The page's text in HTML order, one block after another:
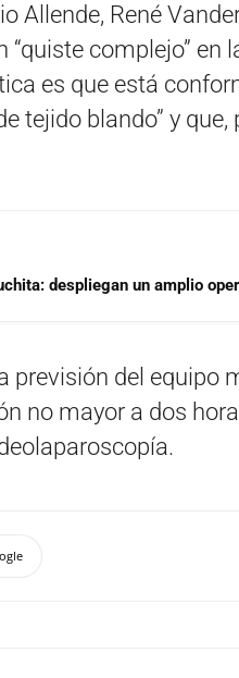
Allende, René
complejo” en
es que está
tejido blando” y que,
despliegan un amplio
previsión del equipo
no mayor a dos